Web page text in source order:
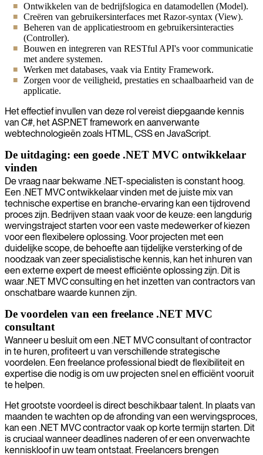
Ontwikkelen van de bedrijfslogica en datamodellen (Model).
Creëren van gebruikersinterfaces met Razor-syntax (View).
Beheren van de applicatiestroom en gebruikersinteracties
(Controller).
Bouwen en integreren van RESTful API's voor communicatie
met andere systemen.
Werken met databases, vaak via Entity Framework.
Zorgen voor de veiligheid, prestaties en schaalbaarheid van de
applicatie.
Het effectief invullen van deze rol vereist diepgaande kennis
van C#, het ASP.NET framework en aanverwante
webtechnologieën zoals HTML, CSS en JavaScript.
De uitdaging: een goede .NET MVC ontwikkelaar
vinden
De vraag naar bekwame .NET-specialisten is constant hoog.
Een .NET MVC ontwikkelaar vinden met de juiste mix van
technische expertise en branche-ervaring kan een tijdrovend
proces zijn. Bedrijven staan vaak voor de keuze: een langdurig
wervingstraject starten voor een vaste medewerker of kiezen
voor een flexibelere oplossing. Voor projecten met een
duidelijke scope, de behoefte aan tijdelijke versterking of de
noodzaak van zeer specialistische kennis, kan het inhuren van
een externe expert de meest efficiënte oplossing zijn. Dit is
waar .NET MVC consulting en het inzetten van contractors van
onschatbare waarde kunnen zijn.
De voordelen van een freelance .NET MVC
consultant
Wanneer u besluit om een .NET MVC consultant of contractor
in te huren, profiteert u van verschillende strategische
voordelen. Een freelance professional biedt de flexibiliteit en
expertise die nodig is om uw projecten snel en efficiënt vooruit
te helpen.
Het grootste voordeel is direct beschikbaar talent. In plaats van
maanden te wachten op de afronding van een wervingsproces,
kan een .NET MVC contractor vaak op korte termijn starten. Dit
is cruciaal wanneer deadlines naderen of er een onverwachte
kenniskloof in uw team ontstaat. Freelancers brengen